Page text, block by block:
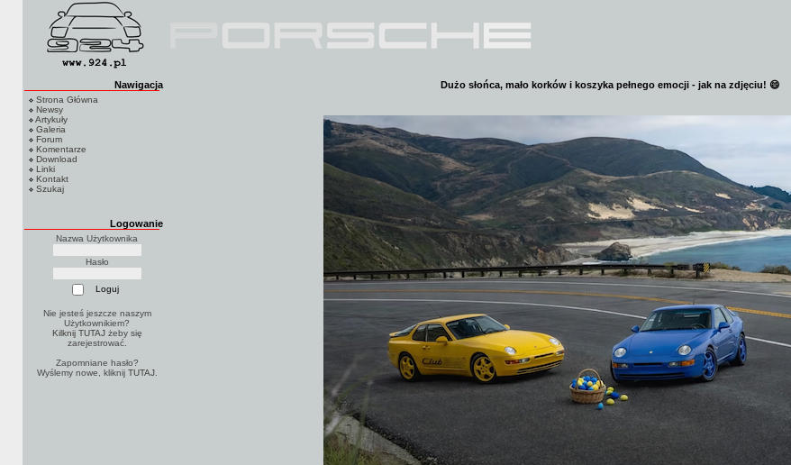
Nawigacja
Strona Główna
Newsy
Artykuły
Galeria
Forum
Komentarze
Download
Linki
Kontakt
Szukaj
Logowanie
Nazwa Użytkownika
Hasło
Nie jesteś jeszcze naszym
Użytkownikiem?
Kilknij TUTAJżeby się
zarejestrować.
Zapomniane hasło?
Wyślemy nowe, kliknij TUTAJ.
Dużo słońca, mało korków i koszyka pełnego emocji - jak na zdjęciu! 😄